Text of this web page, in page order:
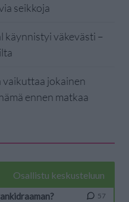
seikkoja
käynnistyi väkevästi –
jokainen
ennen matkaa